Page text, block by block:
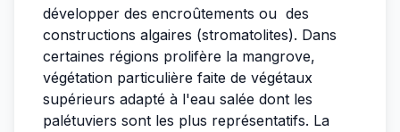
développer des encroûtements ou des
constructions algaires (stromatolites). Dans
certaines régions prolifère la mangrove,
végétation particulière faite de végétaux
supérieurs adapté à l'eau salée dont les
palétuviers sont les plus représentatifs. La